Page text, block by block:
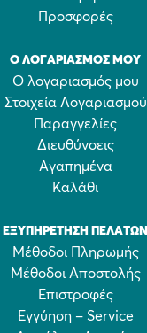
Προσφορές
Ο ΛΟΓΑΡΙΑΣΜΌΣ ΜΟΥ
Ο λογαριασμός μου
Στοιχεία Λογαριασμού
Παραγγελίες
Διευθύνσεις
Αγαπημένα
Καλάθι
ΕΞΥΠΗΡΈΤΗΣΗ ΠΕΛΑΤΏΝ
Μέθοδοι Πληρωμής
Μέθοδοι Αποστολής
Επιστροφές
Εγγύηση – Service